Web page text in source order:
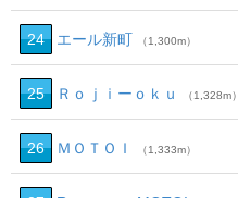
24 エール新町 （1,300m）
25 Ｒｏｊｉーｏｋｕ （1,328m）
26 ＭＯＴＯＩ （1,333m）